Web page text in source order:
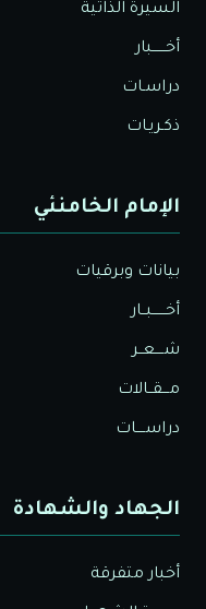
السيرة الذاتية
أخــــــبار
دراسـات
ذكـريـات
الإمام الخامنئي
بيانات وبرقيات
أخــــــبــار
شــــعــر
مـــقــالات
دراســــات
الجهاد والشهادة
أخبار متفرقة